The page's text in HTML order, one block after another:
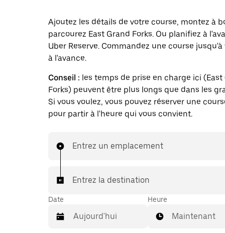
Ajoutez les détails de votre course, montez à
parcourez East Grand Forks. Ou planifiez à
Uber Reserve. Commandez une course
à l'avance.
Conseil : les temps de prise en charge ici (East
Forks) peuvent être plus longs que dans les
Si vous voulez, vous pouvez réserver une
pour partir à l'heure qui vous convient.
Entrez un emplacement
Entrez la destination
Date Heure
Maintenant